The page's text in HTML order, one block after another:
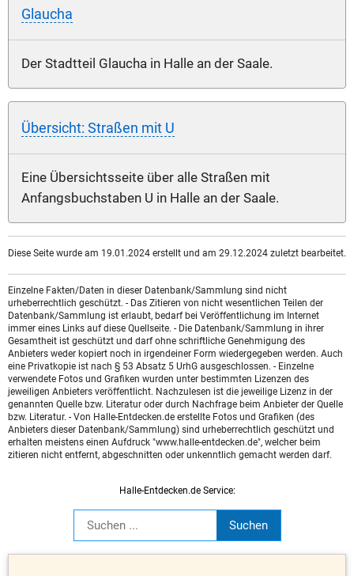
Glaucha
Der Stadtteil Glaucha in Halle an der Saale.
Übersicht: Straßen mit U
Eine Übersichtsseite über alle Straßen mit
Anfangsbuchstaben U in Halle an der Saale.
Diese Seite wurde am 19.01.2024 erstellt und am 29.12.2024 zuletzt bearbeitet.
Einzelne Fakten/Daten in dieser Datenbank/Sammlung sind nicht
urheberrechtlich geschützt. - Das Zitieren von nicht wesentlichen Teilen der
Datenbank/Sammlung ist erlaubt, bedarf bei Veröffentlichung im Internet
immer eines Links auf diese Quellseite. - Die Datenbank/Sammlung in ihrer
Gesamtheit ist geschützt und darf ohne schriftliche Genehmigung des
Anbieters weder kopiert noch in irgendeiner Form wiedergegeben werden. Auch
eine Privatkopie ist nach § 53 Absatz 5 UrhG ausgeschlossen. - Einzelne
verwendete Fotos und Grafiken wurden unter bestimmten Lizenzen des
jeweiligen Anbieters veröffentlicht. Nachzulesen ist die jeweilige Lizenz in der
genannten Quelle bzw. Literatur oder durch Nachfrage beim Anbieter der Quelle
bzw. Literatur. - Von Halle-Entdecken.de erstellte Fotos und Grafiken (des
Anbieters dieser Datenbank/Sammlung) sind urheberrechtlich geschützt und
erhalten meistens einen Aufdruck "www.halle-entdecken.de", welcher beim
zitieren nicht entfernt, abgeschnitten oder unkenntlich gemacht werden darf.
Halle-Entdecken.de Service: